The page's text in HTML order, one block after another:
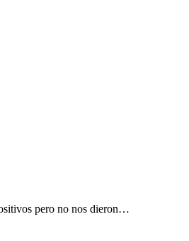
pero no nos dieron…